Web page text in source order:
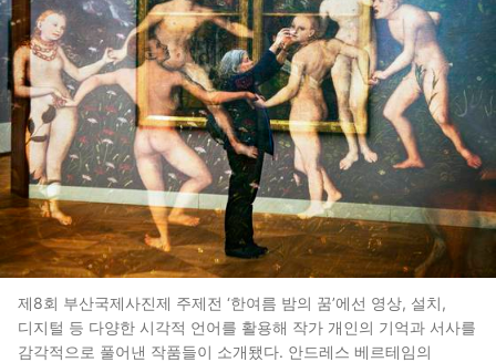
제8회 부산국제사진제 주제전 ‘한여름 밤의 꿈’에선 영상, 설치,
디지털 등 다양한 시각적 언어를 활용해 작가 개인의 기억과 서사를
감각적으로 풀어낸 작품들이 소개됐다. 안드레스 베르테임의